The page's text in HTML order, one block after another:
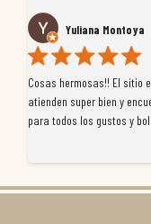
Yuliana Montoya
Cosas hermosas!! El sitio
atienden super bien y
para todos los gustos y